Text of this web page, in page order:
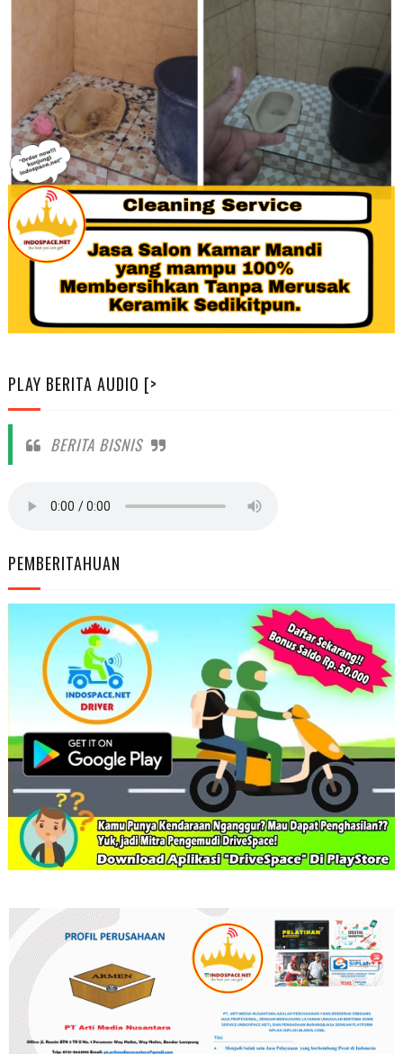
PLAY BERITA AUDIO [>
BERITA BISNIS
PEMBERITAHUAN